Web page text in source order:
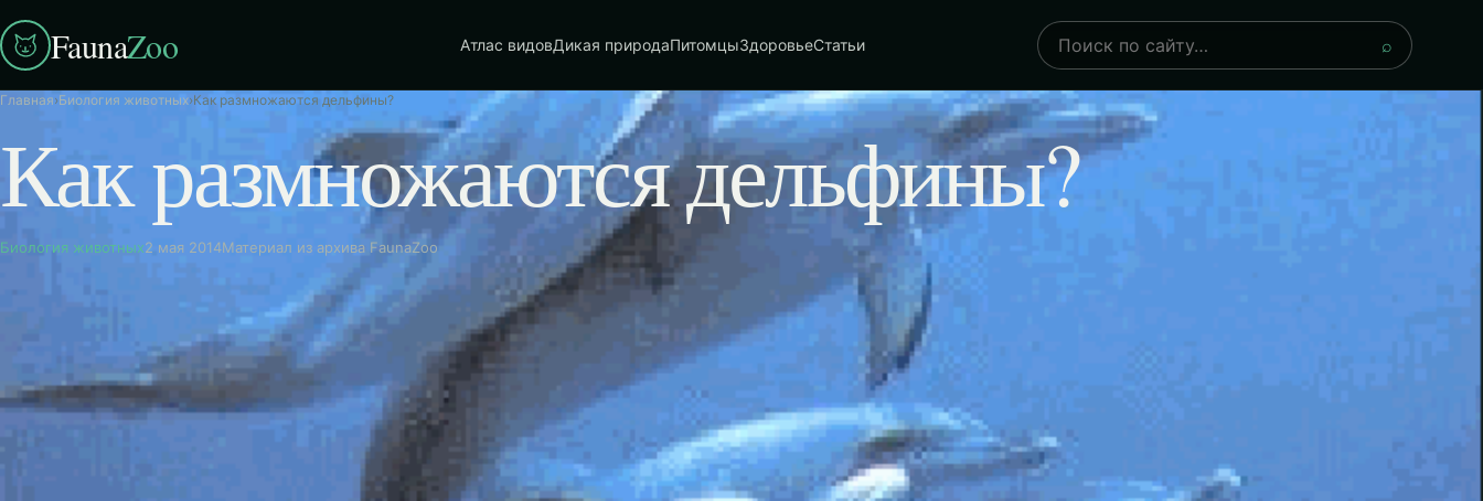
FaunaZoo Атлас видовДикая природаПитомцыЗдоровьеСтатьи
Поиск
⌕
Главная›Биология животных›Как размножаются дельфины?
Как размножаются дельфины?
Биология животных2 мая 2014Материал из архива FaunaZoo